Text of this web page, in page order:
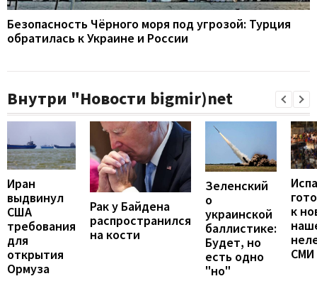
Безопасность Чёрного моря под угрозой: Турция
обратилась к Украине и России
Внутри "Новости bigmir)net
Иран
выдвинул
США
требования
для
открытия
Ормуза
Рак у Байдена
распространился
на кости
Зеленский
о
украинской
баллистике:
Будет, но
есть одно
"но"
к
СМИ